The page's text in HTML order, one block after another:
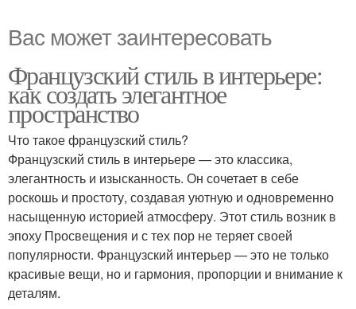
Вас может заинтересовать
Французский стиль в интерьере:
как создать элегантное
пространство
Что такое французский стиль?
Французский стиль в интерьере — это классика,
элегантность и изысканность. Он сочетает в себе
роскошь и простоту, создавая уютную и одновременно
насыщенную историей атмосферу. Этот стиль возник в
эпоху Просвещения и с тех пор не теряет своей
популярности. Французский интерьер — это не только
красивые вещи, но и гармония, пропорции и внимание к
деталям.